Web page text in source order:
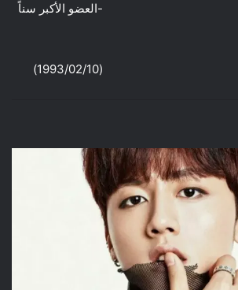
-قائد الفرقة: Jihun -العضو الأكبر سناً